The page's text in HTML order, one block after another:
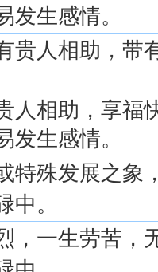
发生感情。
贵人相助，带
人相助，享福
发生感情。
特殊发展之象
中。
，一生劳苦，